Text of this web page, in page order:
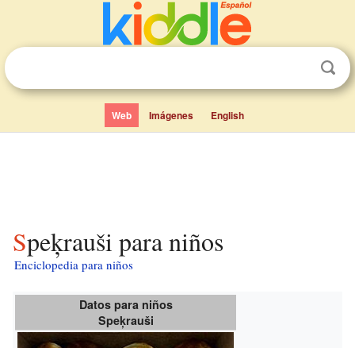
Web Imágenes English
Speķrauši para niños
Enciclopedia para niños
Datos para niños
Speķrauši